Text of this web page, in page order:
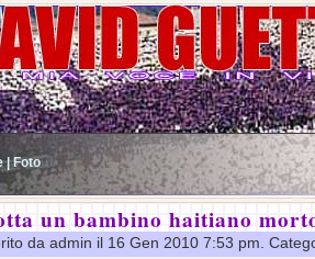
| Foto
un bambino haitiano
da admin il 16 Gen 2010 7:53 pm.